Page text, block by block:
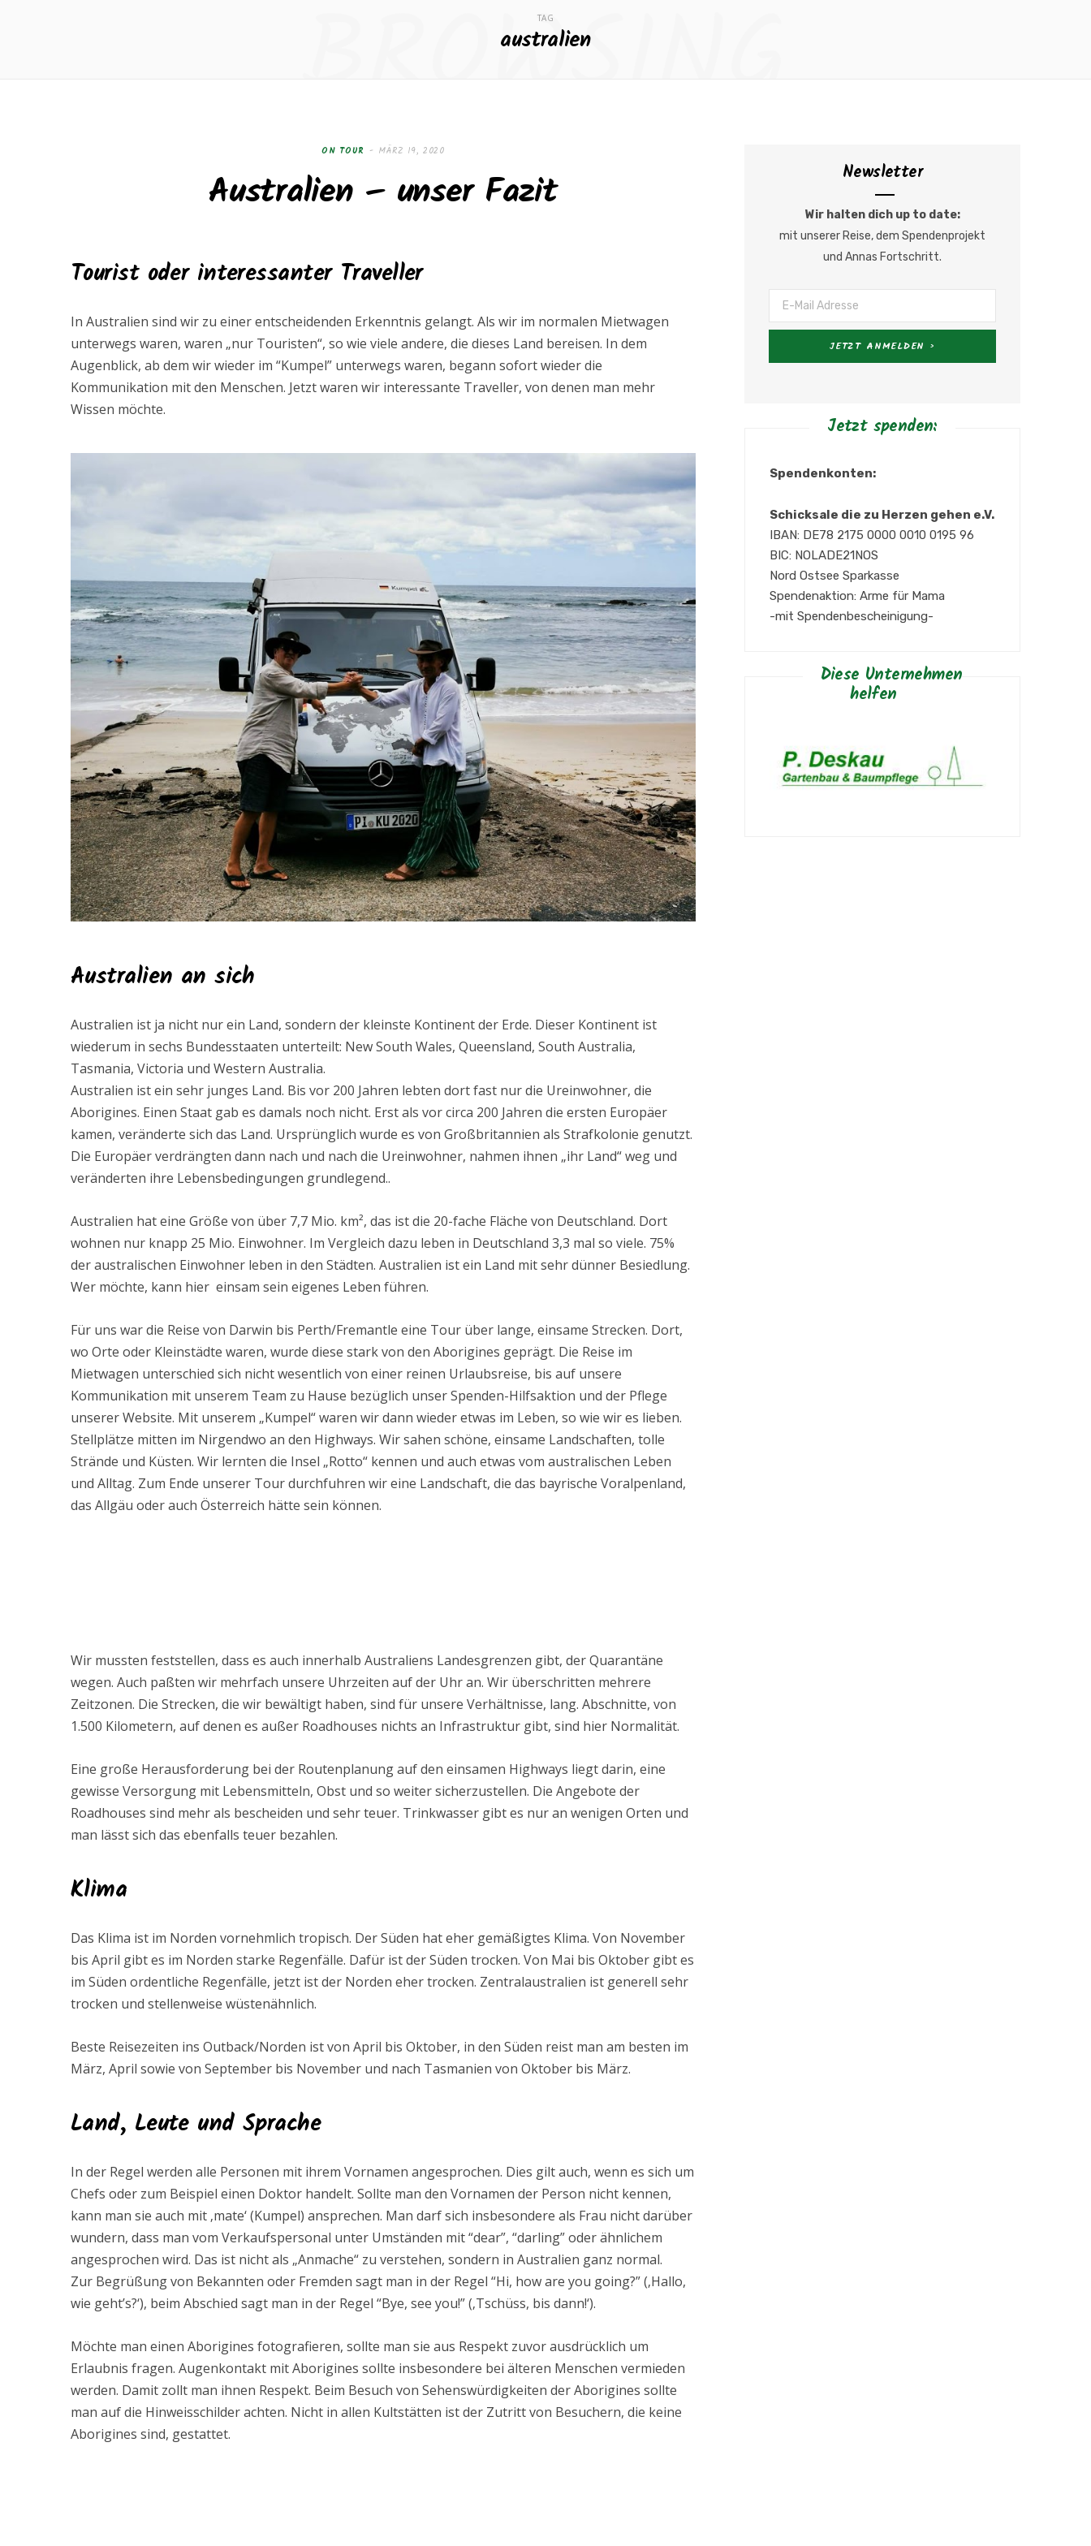
TAG
australien
BROWSING
ON TOUR MÄRZ 19, 2020
Australien – unser Fazit
Tourist oder interessanter Traveller
In Australien sind wir zu einer entscheidenden Erkenntnis gelangt. Als wir im normalen Mietwagen
unterwegs waren, waren „nur Touristen“, so wie viele andere, die dieses Land bereisen. In dem
Augenblick, ab dem wir wieder im “Kumpel” unterwegs waren, begann sofort wieder die
Kommunikation mit den Menschen. Jetzt waren wir interessante Traveller, von denen man mehr
Wissen möchte.
Australien an sich
Australien ist ja nicht nur ein Land, sondern der kleinste Kontinent der Erde. Dieser Kontinent ist
wiederum in sechs Bundesstaaten unterteilt: New South Wales, Queensland, South Australia,
Tasmania, Victoria und Western Australia.
Australien ist ein sehr junges Land. Bis vor 200 Jahren lebten dort fast nur die Ureinwohner, die
Aborigines. Einen Staat gab es damals noch nicht. Erst als vor circa 200 Jahren die ersten Europäer
kamen, veränderte sich das Land. Ursprünglich wurde es von Großbritannien als Strafkolonie genutzt.
Die Europäer verdrängten dann nach und nach die Ureinwohner, nahmen ihnen „ihr Land“ weg und
veränderten ihre Lebensbedingungen grundlegend..
Australien hat eine Größe von über 7,7 Mio. km², das ist die 20-fache Fläche von Deutschland. Dort
wohnen nur knapp 25 Mio. Einwohner. Im Vergleich dazu leben in Deutschland 3,3 mal so viele. 75%
der australischen Einwohner leben in den Städten. Australien ist ein Land mit sehr dünner Besiedlung.
Wer möchte, kann hier einsam sein eigenes Leben führen.
Für uns war die Reise von Darwin bis Perth/Fremantle eine Tour über lange, einsame Strecken. Dort,
wo Orte oder Kleinstädte waren, wurde diese stark von den Aborigines geprägt. Die Reise im
Mietwagen unterschied sich nicht wesentlich von einer reinen Urlaubsreise, bis auf unsere
Kommunikation mit unserem Team zu Hause bezüglich unser Spenden-Hilfsaktion und der Pflege
unserer Website. Mit unserem „Kumpel“ waren wir dann wieder etwas im Leben, so wie wir es lieben.
Stellplätze mitten im Nirgendwo an den Highways. Wir sahen schöne, einsame Landschaften, tolle
Strände und Küsten. Wir lernten die Insel „Rotto“ kennen und auch etwas vom australischen Leben
und Alltag. Zum Ende unserer Tour durchfuhren wir eine Landschaft, die das bayrische Voralpenland,
das Allgäu oder auch Österreich hätte sein können.
Wir mussten feststellen, dass es auch innerhalb Australiens Landesgrenzen gibt, der Quarantäne
wegen. Auch paßten wir mehrfach unsere Uhrzeiten auf der Uhr an. Wir überschritten mehrere
Zeitzonen. Die Strecken, die wir bewältigt haben, sind für unsere Verhältnisse, lang. Abschnitte, von
1.500 Kilometern, auf denen es außer Roadhouses nichts an Infrastruktur gibt, sind hier Normalität.
Eine große Herausforderung bei der Routenplanung auf den einsamen Highways liegt darin, eine
gewisse Versorgung mit Lebensmitteln, Obst und so weiter sicherzustellen. Die Angebote der
Roadhouses sind mehr als bescheiden und sehr teuer. Trinkwasser gibt es nur an wenigen Orten und
man lässt sich das ebenfalls teuer bezahlen.
Klima
Das Klima ist im Norden vornehmlich tropisch. Der Süden hat eher gemäßigtes Klima. Von November
bis April gibt es im Norden starke Regenfälle. Dafür ist der Süden trocken. Von Mai bis Oktober gibt es
im Süden ordentliche Regenfälle, jetzt ist der Norden eher trocken. Zentralaustralien ist generell sehr
trocken und stellenweise wüstenähnlich.
Beste Reisezeiten ins Outback/Norden ist von April bis Oktober, in den Süden reist man am besten im
März, April sowie von September bis November und nach Tasmanien von Oktober bis März.
Land, Leute und Sprache
In der Regel werden alle Personen mit ihrem Vornamen angesprochen. Dies gilt auch, wenn es sich um
Chefs oder zum Beispiel einen Doktor handelt. Sollte man den Vornamen der Person nicht kennen,
kann man sie auch mit ‚mate‘ (Kumpel) ansprechen. Man darf sich insbesondere als Frau nicht darüber
wundern, dass man vom Verkaufspersonal unter Umständen mit “dear”, “darling” oder ähnlichem
angesprochen wird. Das ist nicht als „Anmache“ zu verstehen, sondern in Australien ganz normal.
Zur Begrüßung von Bekannten oder Fremden sagt man in der Regel “Hi, how are you going?” (‚Hallo,
wie geht’s?‘), beim Abschied sagt man in der Regel “Bye, see you!” (‚Tschüss, bis dann!‘).
Möchte man einen Aborigines fotografieren, sollte man sie aus Respekt zuvor ausdrücklich um
Erlaubnis fragen. Augenkontakt mit Aborigines sollte insbesondere bei älteren Menschen vermieden
werden. Damit zollt man ihnen Respekt. Beim Besuch von Sehenswürdigkeiten der Aborigines sollte
man auf die Hinweisschilder achten. Nicht in allen Kultstätten ist der Zutritt von Besuchern, die keine
Aborigines sind, gestattet.
Newsletter
Wir halten dich up to date:
mit unserer Reise, dem Spendenprojekt
und Annas Fortschritt.
Jetzt spenden:
Spendenkonten:
Schicksale die zu Herzen gehen e.V.
IBAN: DE78 2175 0000 0010 0195 96
BIC: NOLADE21NOS
Nord Ostsee Sparkasse
Spendenaktion: Arme für Mama
-mit Spendenbescheinigung-
Diese Unternehmen
helfen